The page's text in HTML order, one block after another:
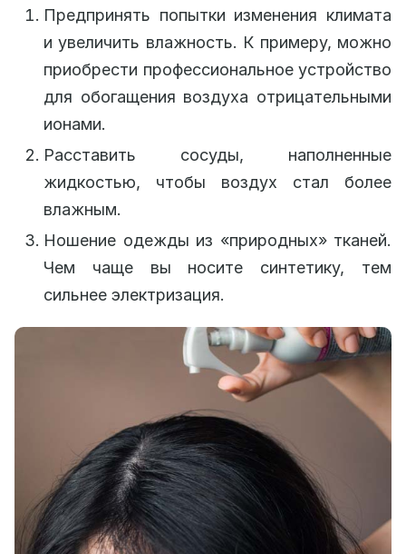
Предпринять попытки изменения климата
и увеличить влажность. К примеру, можно
приобрести профессиональное устройство
для обогащения воздуха отрицательными
ионами.
Расставить сосуды, наполненные
жидкостью, чтобы воздух стал более
влажным.
Ношение одежды из «природных» тканей.
Чем чаще вы носите синтетику, тем
сильнее электризация.